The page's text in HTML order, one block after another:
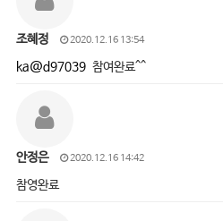
조혜정 2020.12.16 13:54
ka@d97039참여완료^^
안정은 2020.12.16 14:42
참영완료